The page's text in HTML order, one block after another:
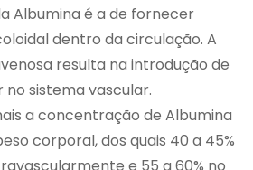
Albumina é a de fornecer
dentro da circulação. A
resulta na introdução de
sistema vascular.
a concentração de Albumina
corporal, dos quais 40 a 45%